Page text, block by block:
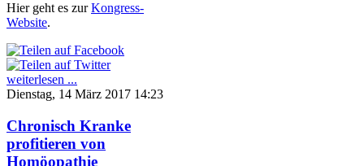
Hier geht es zurKongress-
Website.
weiterlesen ...
Dienstag, 14 März 2017 14:23
Chronisch Kranke
profitieren von
Homöopathie